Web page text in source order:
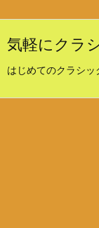
気軽にクラ
はじめてのクラシ